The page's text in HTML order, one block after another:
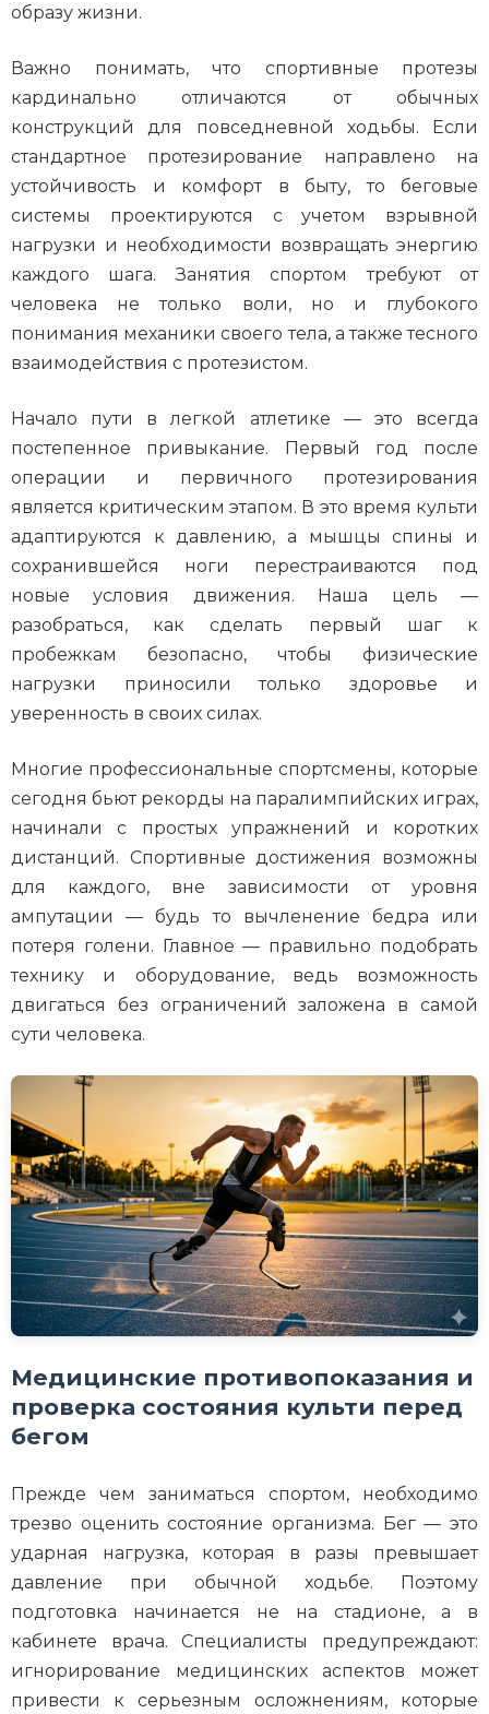
образу жизни.
Важно понимать, что спортивные протезы
кардинально отличаются от обычных
конструкций для повседневной ходьбы. Если
стандартное протезирование направлено на
устойчивость и комфорт в быту, то беговые
системы проектируются с учетом взрывной
нагрузки и необходимости возвращать энергию
каждого шага. Занятия спортом требуют от
человека не только воли, но и глубокого
понимания механики своего тела, а также тесного
взаимодействия с протезистом.
Начало пути в легкой атлетике — это всегда
постепенное привыкание. Первый год после
операции и первичного протезирования
является критическим этапом. В это время культи
адаптируются к давлению, а мышцы спины и
сохранившейся ноги перестраиваются под
новые условия движения. Наша цель —
разобраться, как сделать первый шаг к
пробежкам безопасно, чтобы физические
нагрузки приносили только здоровье и
уверенность в своих силах.
Многие профессиональные спортсмены, которые
сегодня бьют рекорды на паралимпийских играх,
начинали с простых упражнений и коротких
дистанций. Спортивные достижения возможны
для каждого, вне зависимости от уровня
ампутации — будь то вычленение бедра или
потеря голени. Главное — правильно подобрать
технику и оборудование, ведь возможность
двигаться без ограничений заложена в самой
сути человека.
Медицинские противопоказания и
проверка состояния культи перед
бегом
Прежде чем заниматься спортом, необходимо
трезво оценить состояние организма. Бег — это
ударная нагрузка, которая в разы превышает
давление при обычной ходьбе. Поэтому
подготовка начинается не на стадионе, а в
кабинете врача. Специалисты предупреждают:
игнорирование медицинских аспектов может
привести к серьезным осложнениям, которые